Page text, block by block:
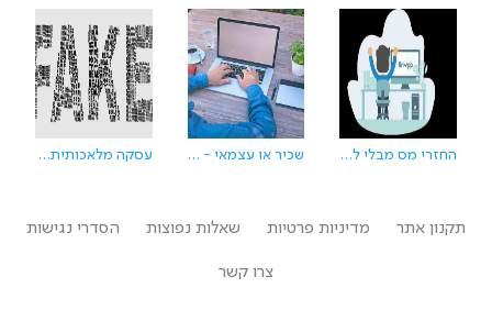
החזרי מס מבלי לצאת מהבית שכיר או עצמאי - על היתרונות והחסרונות של להיות שכיר ושכירה בישראל עסקה מלאכותית - פרשנות כללי המס
תקנון אתר מדיניות פרטיות שאלות נפוצות הסדרי נגישות
צרו קשר